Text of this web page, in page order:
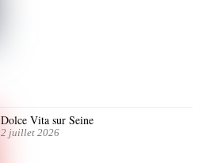
Dolce Vita sur Seine
2 juillet 2026